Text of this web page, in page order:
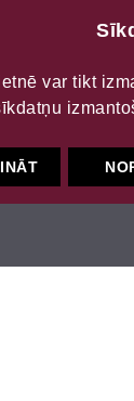
var tikt